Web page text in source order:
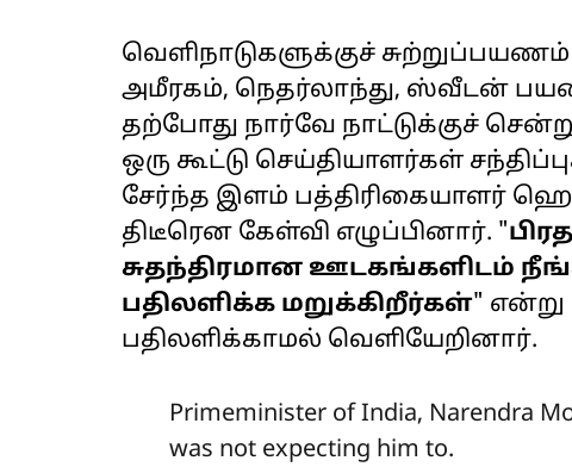
வெளிநாடுகளுக்குச்
அமீரகம், நெதர்லாந்து, ஸ்வீடன்
தற்போது நார்வே நாட்டுக்குச்
ஒரு கூட்டு செய்தியாளர்கள்
சேர்ந்த இளம் பத்திரிகையாளர் ஹெல்
திடீரென கேள்வி எழுப்பினார். "
சுதந்திரமான ஊடகங்களிடம்
பதிலளிக்க மறுக்கிறீர்கள்"
பதிலளிக்காமல் வெளியேறினார்.
Primeminister of India, Narendra
was not expecting him to.